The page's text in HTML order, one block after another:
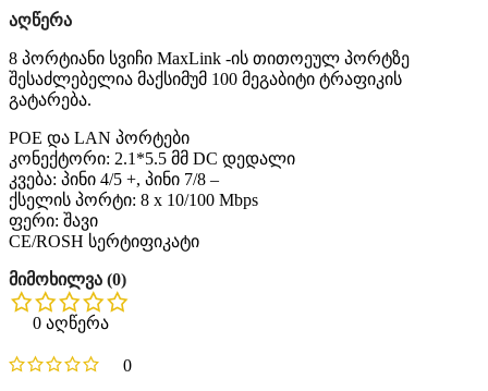
აღწერა
8 პორტიანი სვიჩი MaxLink -ის თითოეულ პორტზე
შესაძლებელია მაქსიმუმ 100 მეგაბიტი ტრაფიკის
გატარება.
POE და LAN პორტები
კონექტორი: 2.1*5.5 მმ DC დედალი
კვება: პინი 4/5 +, პინი 7/8 –
ქსელის პორტი: 8 x 10/100 Mbps
ფერი: შავი
CE/ROSH სერტიფიკატი
მიმოხილვა (0)
0 აღწერა
0